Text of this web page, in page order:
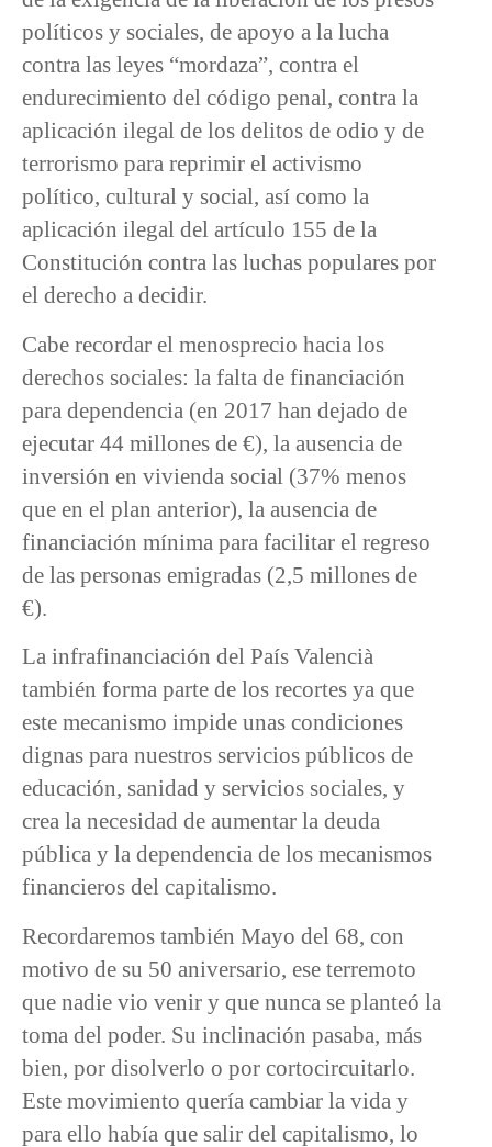
políticos y sociales, de apoyo a la lucha
contra las leyes “mordaza”, contra el
endurecimiento del código penal, contra la
aplicación ilegal de los delitos de odio y de
terrorismo para reprimir el activismo
político, cultural y social, así como la
aplicación ilegal del artículo 155 de la
Constitución contra las luchas populares por
el derecho a decidir.
Cabe recordar el menosprecio hacia los
derechos sociales: la falta de financiación
para dependencia (en 2017 han dejado de
ejecutar 44 millones de €), la ausencia de
inversión en vivienda social (37% menos
que en el plan anterior), la ausencia de
financiación mínima para facilitar el regreso
de las personas emigradas (2,5 millones de
€).
La infrafinanciación del País Valencià
también forma parte de los recortes ya que
este mecanismo impide unas condiciones
dignas para nuestros servicios públicos de
educación, sanidad y servicios sociales, y
crea la necesidad de aumentar la deuda
pública y la dependencia de los mecanismos
financieros del capitalismo.
Recordaremos también Mayo del 68, con
motivo de su 50 aniversario, ese terremoto
que nadie vio venir y que nunca se planteó la
toma del poder. Su inclinación pasaba, más
bien, por disolverlo o por cortocircuitarlo.
Este movimiento quería cambiar la vida y
para ello había que salir del capitalismo, lo